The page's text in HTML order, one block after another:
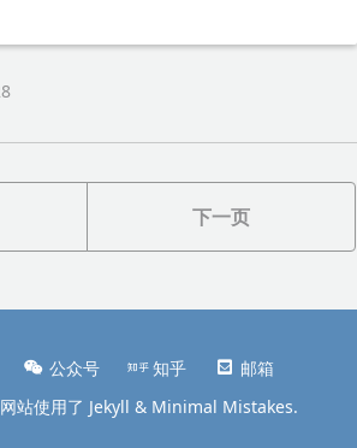
下一页
公众号 知乎
邮箱
站使用了 Jekyll & Minimal Mistakes.